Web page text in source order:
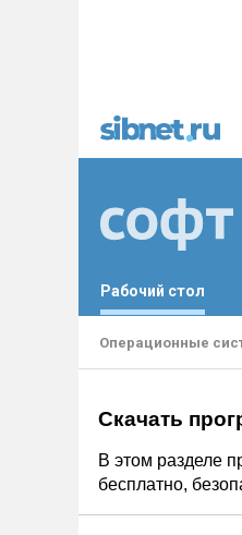
Рабочий стол
Скачать
В этом разделе
бесплатно,